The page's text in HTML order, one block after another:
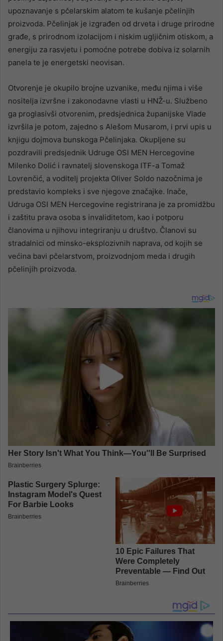
upoznavanje s pčelarskim alatom te kušanje pčelinjih
proizvoda. Pčelinjak je izgrađen od drveta i druge prirodne
građe, s prirodnom izolacijom i niskim ugljičnim otiskom, a
energiju za rasvjetu i pomoćne potrebe dobiva iz solarnih
panela te je energetski neovisan.
Otvorenje je okupilo brojne uzvanike, među njima i više
nositelja izvršne i zakonodavne vlasti u HNŽ-u. Službeno
ga proglasivši otvorenim, predsjednica županijske Vlade
izvršila je potom, zajedno s Alešom Musarom, i prvi upis u
knjigu dojmova bunskoga Pčelinjaka. Okupljene su
pozdravili predsjednik Udruge OSI MEN Hercegovine
Milenko Dolić i ravnatelj slovenskoga ITF-a Tomaž
Lovrenčić, a voditelj projekta Oliver Soldo nazočnima je
predstavio kompleks i sve njegove značajke. Inače,
Udruga OSI MEN Hercegovine registrirana je za promidžbu
i zaštitu prava osoba s invaliditetom, kao i potporu
članovima u njihovu integriranju u društvo. Članovi su
stradalnici od minsko-eksplozivnih naprava, od kojih se
većina bavi pčelarstvom, proizvodnjom meda i drugih
pčelinjih proizvoda.